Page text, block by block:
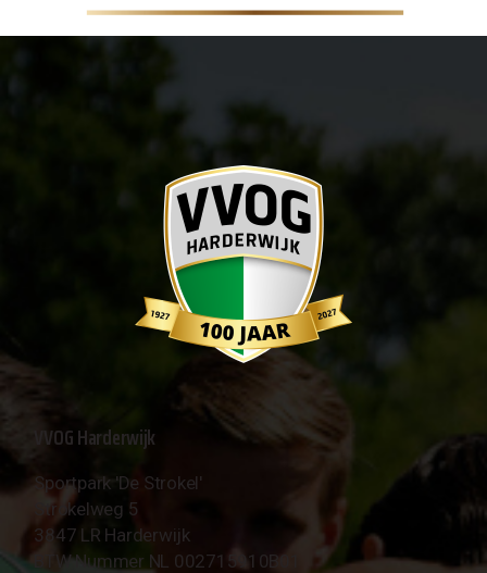
VVOG Harderwijk
Sportpark 'De Strokel'
Strokelweg 5
3847 LR Harderwijk
BTW Nummer NL 002715910B01